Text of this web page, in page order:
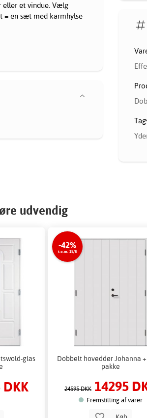
eller et vindue. Vælg
= en sæt med karmhylse
udvendig
glas
DKK
-42%
t.o.m. 15/8
Dobbelt hoveddør Johanna
pakke
24595 DKK 14295
Fremstilling af varer